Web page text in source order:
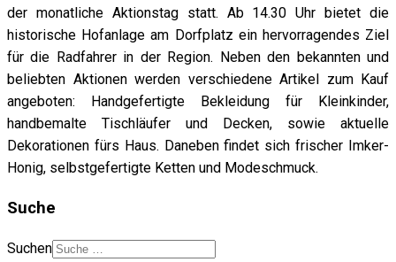
der monatliche Aktionstag statt. Ab 14.30 Uhr bietet die
historische Hofanlage am Dorfplatz ein hervorragendes Ziel
für die Radfahrer in der Region. Neben den bekannten und
beliebten Aktionen werden verschiedene Artikel zum Kauf
angeboten: Handgefertigte Bekleidung für Kleinkinder,
handbemalte Tischläufer und Decken, sowie aktuelle
Dekorationen fürs Haus. Daneben findet sich frischer Imker-
Honig, selbstgefertigte Ketten und Modeschmuck.
Suche
Suchen